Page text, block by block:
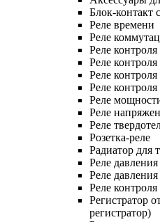
Блок-контакт
Реле времени
Реле
Реле
Реле контроля
Реле
Реле контроля
Реле
Реле
Реле
Розетка-реле
Радиатор для
Реле
Реле
Реле
Регистратор
регистратор)